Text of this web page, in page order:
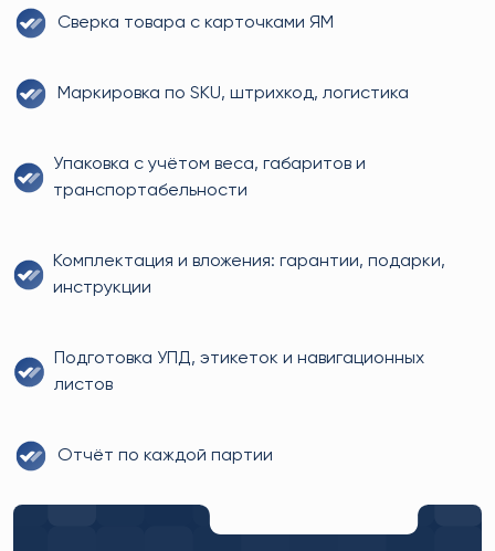
Сверка товара с карточками ЯМ
Маркировка по SKU, штрихкод, логистика
Упаковка с учётом веса, габаритов и
транспортабельности
Комплектация и вложения: гарантии, подарки,
инструкции
Подготовка УПД, этикеток и навигационных
листов
Отчёт по каждой партии